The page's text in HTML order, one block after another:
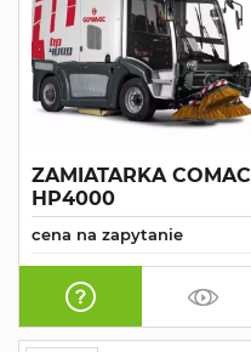
ZAMIATARKA COMAC
HP4000
cena na zapytanie